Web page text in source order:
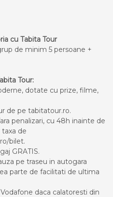
cu Tabita Tour
de minim 5 persoane +
Tour:
dotate cu prize, filme,
de pe tabitatour.ro.
penalizari, cu 48h inainte de
de
bilet.
GRATIS.
pe traseu in autogara
parte de facilitati de ultima
daca calatoresti din